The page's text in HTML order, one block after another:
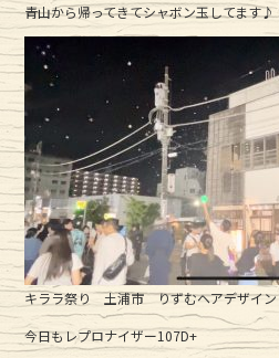
青山から帰ってきてシャボン玉してます♪
キララ祭り 土浦市 りずむヘアデザイ
今日もレプロナイザー107D+